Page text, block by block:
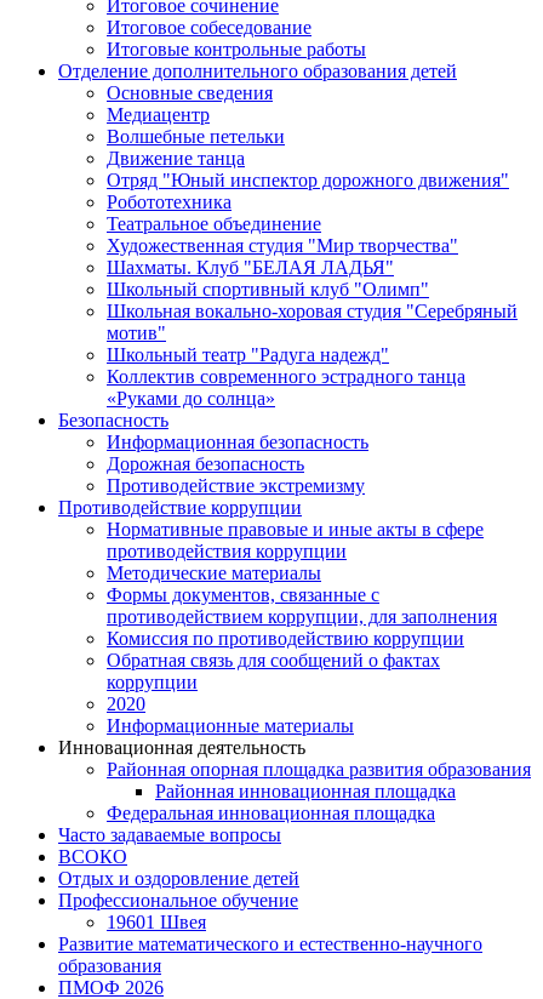
Итоговое сочинение
Итоговое собеседование
Итоговые контрольные работы
Отделение дополнительного образования детей
Основные сведения
Медиацентр
Волшебные петельки
Движение танца
Отряд "Юный инспектор дорожного движения"
Робототехника
Театральное объединение
Художественная студия "Мир творчества"
Шахматы. Клуб "БЕЛАЯ ЛАДЬЯ"
Школьный спортивный клуб "Олимп"
Школьная вокально-хоровая студия "Серебряный
мотив"
Школьный театр "Радуга надежд"
Коллектив современного эстрадного танца
«Руками до солнца»
Безопасность
Информационная безопасность
Дорожная безопасность
Противодействие экстремизму
Противодействие коррупции
Нормативные правовые и иные акты в сфере
противодействия коррупции
Методические материалы
Формы документов, связанные с
противодействием коррупции, для заполнения
Комиссия по противодействию коррупции
Обратная связь для сообщений о фактах
коррупции
2020
Информационные материалы
Инновационная деятельность
Районная опорная площадка развития образования
Районная инновационная площадка
Федеральная инновационная площадка
Часто задаваемые вопросы
ВСОКО
Отдых и оздоровление детей
Профессиональное обучение
19601 Швея
Развитие математического и естественно-научного
образования
ПМОФ 2026